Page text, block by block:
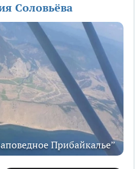
Соловьёва
Прибайкалье”